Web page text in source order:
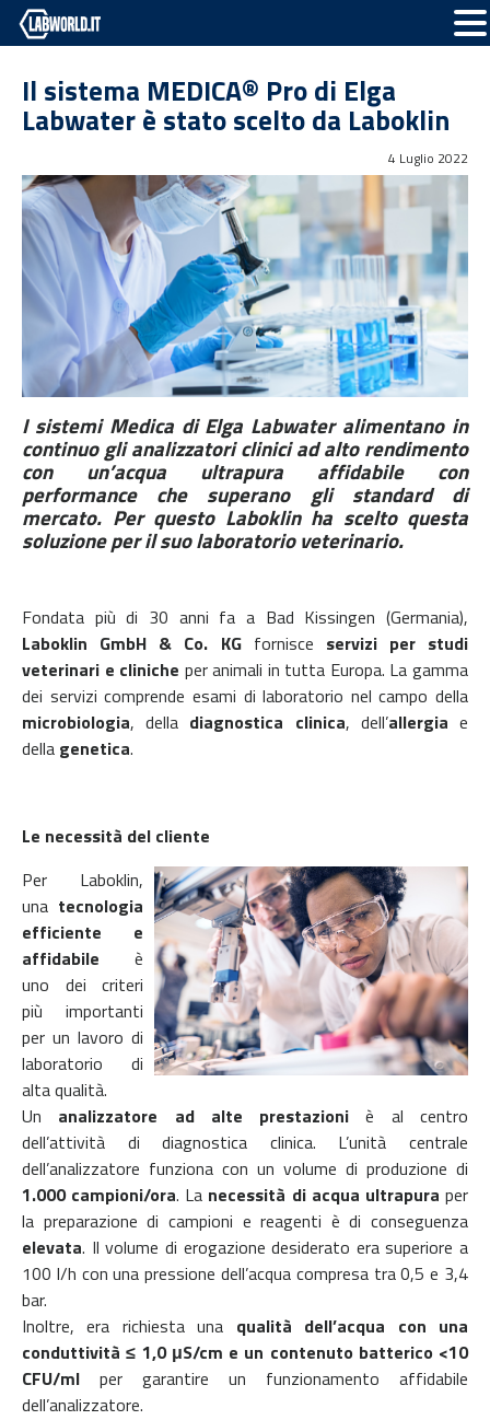
Il sistema MEDICA® Pro di Elga
Labwater è stato scelto da Laboklin
4 Luglio 2022
I sistemi Medica di Elga Labwater alimentano in
continuo gli analizzatori clinici ad alto rendimento
con un’acqua ultrapura affidabile con
performance che superano gli standard di
mercato. Per questo Laboklin ha scelto questa
soluzione per il suo laboratorio veterinario.
Fondata più di 30 anni fa a Bad Kissingen (Germania),
Laboklin GmbH & Co. KGfornisce servizi per studi
veterinari e cliniche per animali in tutta Europa. La gamma
dei servizi comprende esami di laboratorio nel campo della
microbiologia, della diagnostica clinica, dell’allergia e
della genetica.
Le necessità del cliente
Per Laboklin,
una tecnologia
efficiente e
affidabile è
uno dei criteri
più importanti
per un lavoro di
laboratorio di
alta qualità.
Un analizzatore ad alte prestazioni è al centro
dell’attività di diagnostica clinica. L’unità centrale
dell’analizzatore funziona con un volume di produzione di
1.000 campioni/ora. La necessità di acqua ultrapura per
la preparazione di campioni e reagenti è di conseguenza
elevata. Il volume di erogazione desiderato era superiore a
100 l/h con unapressione dell’acqua compresa tra 0,5 e 3,4
bar.
Inoltre, era richiesta una qualità dell’acqua con una
conduttività ≤ 1,0 μS/cm e un contenuto batterico <10
CFU/ml per garantire un funzionamento affidabile
dell’analizzatore.